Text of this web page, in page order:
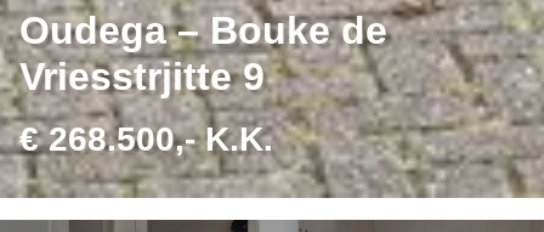
Oudega – Bouke de
Vriesstrjitte 9
€ 268.500,- K.K.